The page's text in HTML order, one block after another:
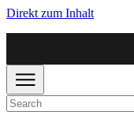
Direkt zum Inhalt